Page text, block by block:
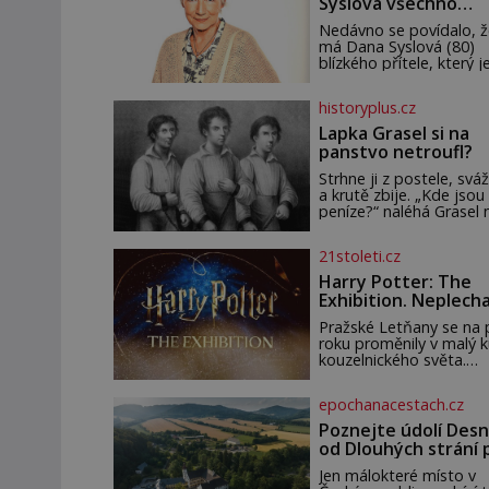
vzdala?
Nedávno se povídalo,
má Dana Syslová (80)
blízkého přítele, který
posledních dnech čím dál
častěji mluví o svém
odchodu. Dohnala ji snad
samota? Půs
historyplus.cz
Lapka Grasel si na
panstvo netroufl?
Strhne ji z postele,
a krutě zbije. „Kde jsou
peníze?“ naléhá Grasel
ani nemůže, protože
žádné nemá, spokojí se
lupič s několika měďáky a
štůčky látky. Zraněná
pár dní nato umírá. Je to
muž nebývale krutý.
činy budí hrůzu ještě
21stoleti.cz
Harry Potter: The
Exhibition. Neplecha
zahájena…
Pražské Letňany se na
roku proměnily v malý
kouzelnického světa.
Česka originální filmové
kostýmy a rekvizity,
Bradavice, Hagridovu
i uč
epochanacestach.cz
Poznejte údolí
od Dlouhých strání
termální prameny
Jen málokteré místo v